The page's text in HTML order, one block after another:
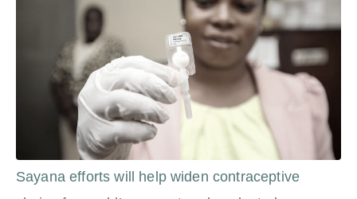
Sayana efforts will help widen contraceptive